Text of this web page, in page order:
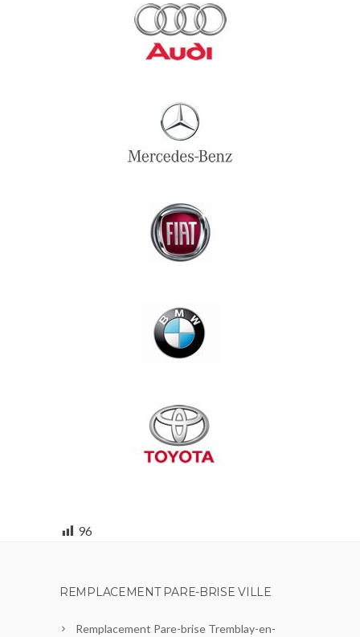
96
REMPLACEMENT PARE-BRISE VILLE
Remplacement Pare-brise Tremblay-en-